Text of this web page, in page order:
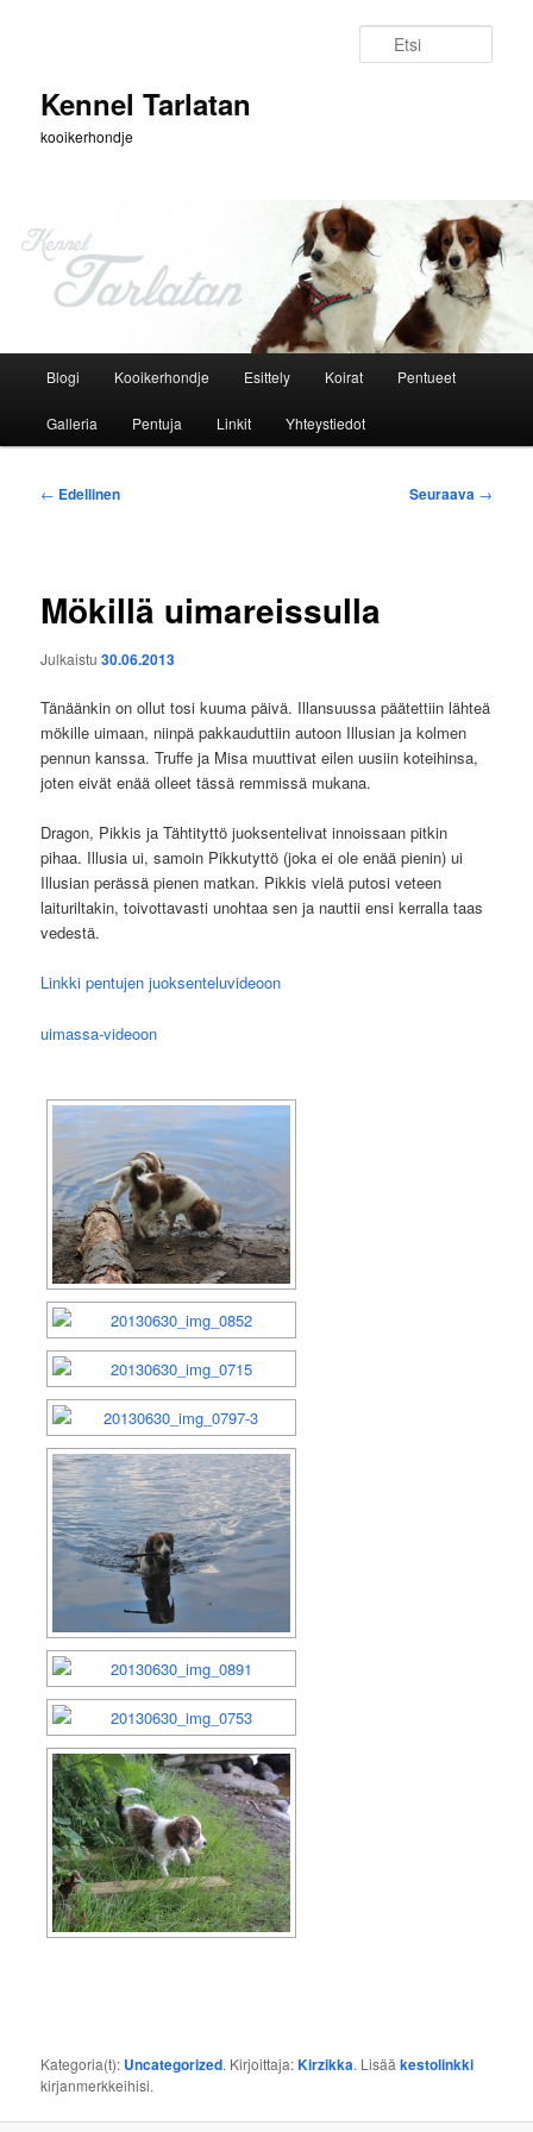
Kennel Tarlatan
kooikerhondje
Blogi Kooikerhondje Esittely Koirat Pentueet
Galleria Pentuja Linkit Yhteystiedot
Artikkelien
← Edellinen Seuraava →
Mökillä uimareissulla
Julkaistu30.06.2013
Tänäänkin on ollut tosi kuuma päivä. Illansuussa päätettiin lähteä
mökille uimaan, niinpä pakkauduttiin autoon Illusian ja kolmen
pennun kanssa. Truffe ja Misa muuttivat eilen uusiin koteihinsa,
joten eivät enää olleet tässä remmissä mukana.
Dragon, Pikkis ja Tähtityttö juoksentelivat innoissaan pitkin
pihaa. Illusia ui, samoin Pikkutyttö (joka ei ole enää pienin) ui
Illusian perässä pienen matkan. Pikkis vielä putosi veteen
laituriltakin, toivottavasti unohtaa sen ja nauttii ensi kerralla taas
vedestä.
Linkki pentujen juoksenteluvideoon
uimassa-videoon
Kategoria(t): Uncategorized. Kirjoittaja:Kirzikka. Lisääkestolinkki
kirjanmerkkeihisi.